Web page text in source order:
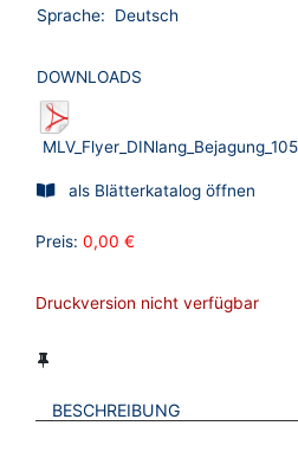
Sprache: Deutsch
DOWNLOADS
als Blätterkatalog öffnen
Preis: 0,00 €
Druckversion nicht verfügbar
BESCHREIBUNG